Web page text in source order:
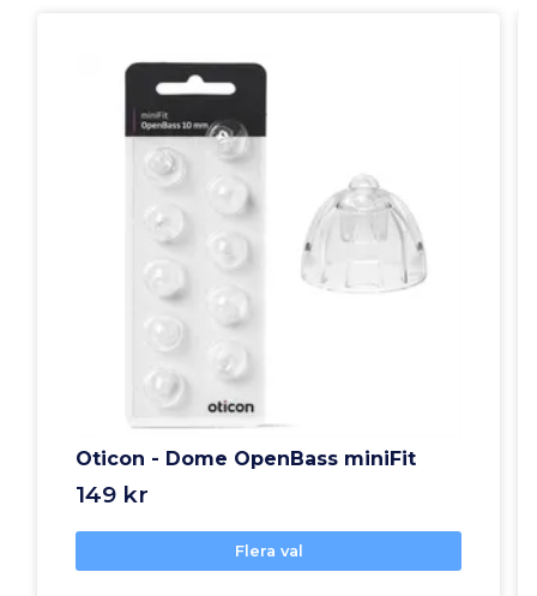
Oticon - Dome OpenBass miniFit
149 kr
Flera val